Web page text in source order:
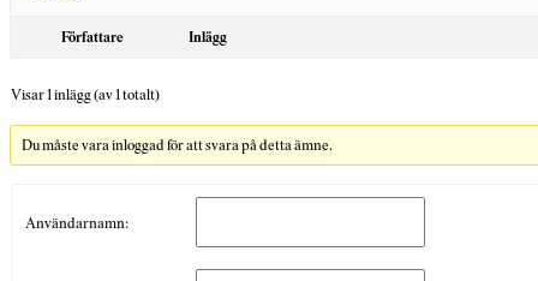
Författare Inlägg
Visar 1 inlägg (av 1 totalt)
Du måste vara inloggad för att svara på detta ämne.
Användarnamn: